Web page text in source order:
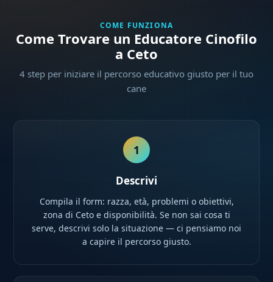
COME FUNZIONA
Come Trovare un Educatore Cinofilo
a Ceto
4 step per iniziare il percorso educativo giusto per il tuo
cane
1
Descrivi
Compila il form: razza, età, problemi o obiettivi,
zona di Ceto e disponibilità. Se non sai cosa ti
serve, descrivi solo la situazione — ci pensiamo noi
a capire il percorso giusto.